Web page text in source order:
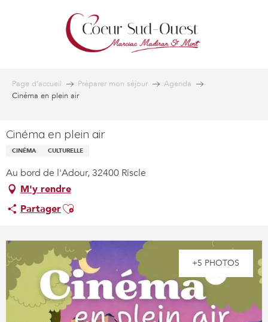
Page d’accueil Préparer mon séjour
Agenda
Cinéma en plein air
Cinéma en plein air
CINÉMA CULTURELLE
Au bord de l'Adour, 32400 Riscle
M'y rendre
PartagerAjouter aux favoris
+5 PHOTOS